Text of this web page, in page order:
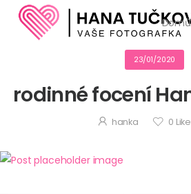
Domů
23/01/2020
rodinné focení
hanka 0